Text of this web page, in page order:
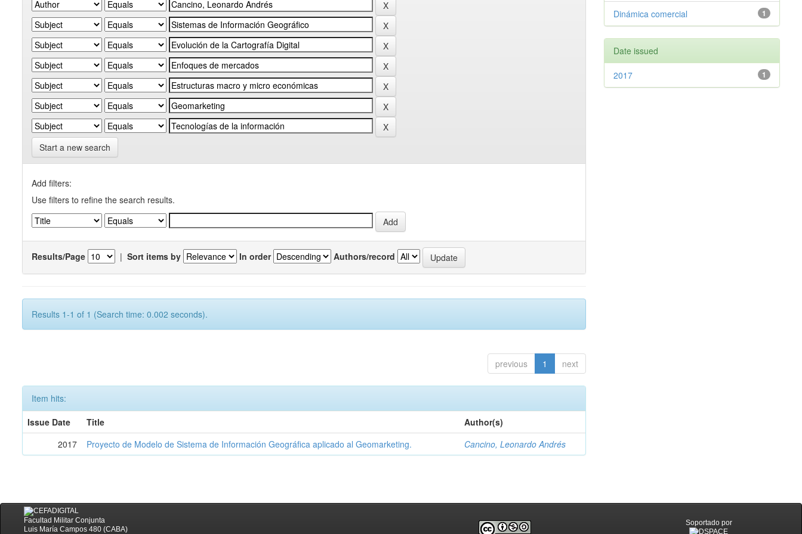
Start a new search
Add filters:
Use filters to refine the search results.
Results/Page | Sort items by In order Authors/record
Results 1-1 of 1 (Search time: 0.002 seconds).
previous 1 next
Item hits:
Issue Date
Title
Author(s)
2017
Proyecto de Modelo de Sistema de Información Geográfica aplicado al Geomarketing. Cancino, Leonardo Andrés
1
Dinámica comercial
Date issued
1
2017
Facultad Militar Conjunta
Luis María Campos 480 (CABA)
Soportado por